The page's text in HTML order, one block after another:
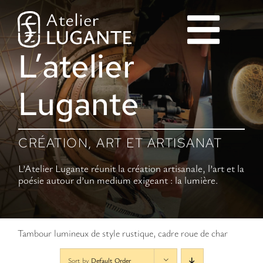
content
Tambours Lumière
Atelier Lugante
Galerie
Boutique
Mutagrammes
Tambours Lumière
Atelier Lugante
Galerie
Boutique
Mutagrammes
L’atelier
Lugante
CRÉATION, ART ET ARTISANAT
L’Atelier Lugante réunit la création artisanale, l’art et la
poésie autour d’un medium exigeant : la lumière.
Tambour lumineux de style rustique, cadre roue de char
Sort by Default Order